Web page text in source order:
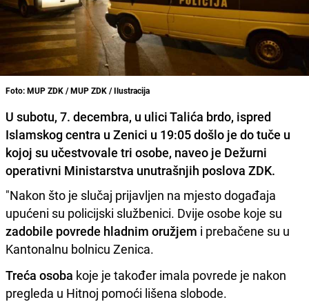
Foto: MUP ZDK / MUP ZDK / Ilustracija
U subotu, 7. decembra, u ulici Talića brdo, ispred
Islamskog centra u Zenici u 19:05 došlo je do tuče u
kojoj su učestvovale tri osobe, naveo je Dežurni
operativni Ministarstva unutrašnjih poslova ZDK.
"Nakon što je slučaj prijavljen na mjesto događaja
upućeni su policijski službenici. Dvije osobe koje su
zadobile povrede hladnim oružjem i prebačene su u
Kantonalnu bolnicu Zenica.
Treća osoba koje je također imala povrede je nakon
pregleda u Hitnoj pomoći lišena slobode.